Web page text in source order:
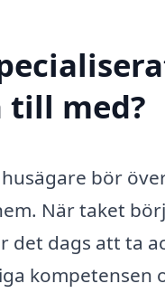
till med?
bör
När taket
det dags att ta
kompetensen